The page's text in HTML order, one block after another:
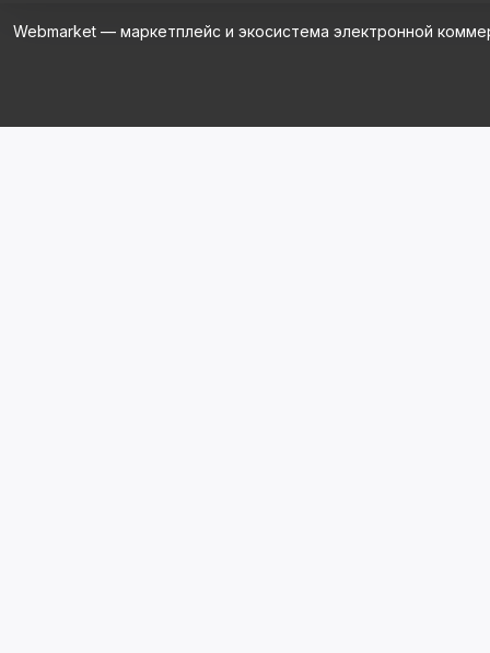
Webmarket — маркетплейс и экосистема электронной